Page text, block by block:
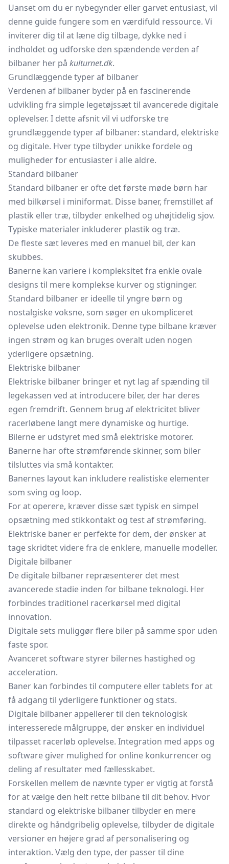
Uanset om du er nybegynder eller garvet entusiast, vil
denne guide fungere som en værdifuld ressource. Vi
inviterer dig til at læne dig tilbage, dykke ned i
indholdet og udforske den spændende verden af
bilbaner her på kulturnet.dk.
Grundlæggende typer af bilbaner
Verdenen af bilbaner byder på en fascinerende
udvikling fra simple legetøjssæt til avancerede digitale
oplevelser. I dette afsnit vil vi udforske tre
grundlæggende typer af bilbaner: standard, elektriske
og digitale. Hver type tilbyder unikke fordele og
muligheder for entusiaster i alle aldre.
Standard bilbaner
Standard bilbaner er ofte det første møde børn har
med bilkørsel i miniformat. Disse baner, fremstillet af
plastik eller træ, tilbyder enkelhed og uhøjtidelig sjov.
Typiske materialer inkluderer plastik og træ.
De fleste sæt leveres med en manuel bil, der kan
skubbes.
Banerne kan variere i kompleksitet fra enkle ovale
designs til mere komplekse kurver og stigninger.
Standard bilbaner er ideelle til yngre børn og
nostalgiske voksne, som søger en ukompliceret
oplevelse uden elektronik. Denne type bilbane kræver
ingen strøm og kan bruges overalt uden nogen
yderligere opsætning.
Elektriske bilbaner
Elektriske bilbaner bringer et nyt lag af spænding til
legekassen ved at introducere biler, der har deres
egen fremdrift. Gennem brug af elektricitet bliver
racerløbene langt mere dynamiske og hurtige.
Bilerne er udstyret med små elektriske motorer.
Banerne har ofte strømførende skinner, som biler
tilsluttes via små kontakter.
Banernes layout kan inkludere realistiske elementer
som sving og loop.
For at operere, kræver disse sæt typisk en simpel
opsætning med stikkontakt og test af strømføring.
Elektriske baner er perfekte for dem, der ønsker at
tage skridtet videre fra de enklere, manuelle modeller.
Digitale bilbaner
De digitale bilbaner repræsenterer det mest
avancerede stadie inden for bilbane teknologi. Her
forbindes traditionel racerkørsel med digital
innovation.
Digitale sets muliggør flere biler på samme spor uden
faste spor.
Avanceret software styrer bilernes hastighed og
acceleration.
Baner kan forbindes til computere eller tablets for at
få adgang til yderligere funktioner og stats.
Digitale bilbaner appellerer til den teknologisk
interesserede målgruppe, der ønsker en individuel
tilpasset racerløb oplevelse. Integration med apps og
software giver mulighed for online konkurrencer og
deling af resultater med fællesskabet.
Forskellen mellem de nævnte typer er vigtig at forstå
for at vælge den helt rette bilbane til dit behov. Hvor
standard og elektriske bilbaner tilbyder en mere
direkte og håndgribelig oplevelse, tilbyder de digitale
versioner en højere grad af personalisering og
interaktion. Vælg den type, der passer til dine